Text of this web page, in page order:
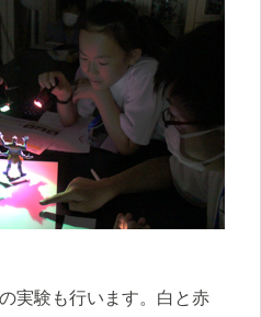
実験も行います。白と赤